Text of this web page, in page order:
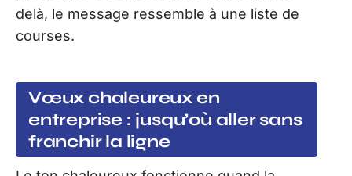
delà, le message ressemble à une liste de
courses.
Vœux chaleureux en
entreprise : jusqu’où aller sans
franchir la ligne